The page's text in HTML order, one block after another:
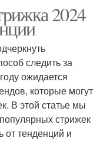
2024
следить за
ожидается
которые могут
В этой статье мы
стрижек
от тенденций и